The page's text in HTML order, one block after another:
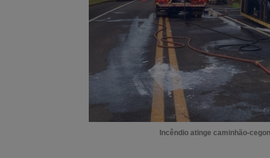
Incêndio atinge caminhão-